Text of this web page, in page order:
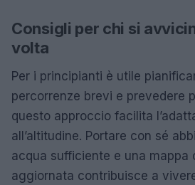
Consigli per chi si
volta
Per i principianti è utile
percorrenze brevi e prevedere
questo approccio facilita
all’altitudine. Portare con sé
acqua sufficiente e una mappa
aggiornata contribuisce a